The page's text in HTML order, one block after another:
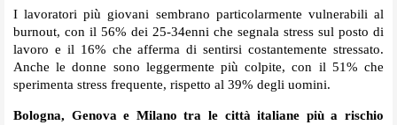
I lavoratori più giovani sembrano particolarmente vulnerabili al
burnout, con il 56% dei 25-34enni che segnala stress sul posto di
lavoro e il 16% che afferma di sentirsi costantemente stressato.
Anche le donne sono leggermente più colpite, con il 51% che
sperimenta stress frequente, rispetto al 39% degli uomini.
Bologna, Genova e Milano tra le città italiane più a rischio